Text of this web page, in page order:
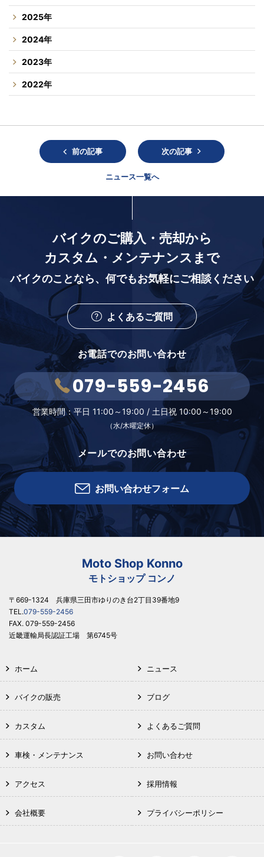
2025年
2024年
2023年
2022年
前の記事
ニュース一覧へ
次の記事
バイクのご購入・売却から
カスタム・メンテナンスまで
バイクのことなら、 何でもお気軽にご相談ください
よくあるご質問
お電話でのお問い合わせ
079-559-2456
営業時間：平日 11:00～19:00 / 土日祝 10:00～19:00
（水/木曜定休）
メールでのお問い合わせ
お問い合わせフォーム
Moto Shop Konno
モトショップ コンノ
〒669-1324 兵庫県三田市ゆりのき台2丁目39番地9
TEL.079-559-2456
FAX. 079-559-2456
近畿運輸局長認証工場 第6745号
ホーム
バイクの販売
カスタム
車検・メンテナンス
アクセス
会社概要
ニュース
ブログ
よくあるご質問
お問い合わせ
採用情報
プライバシーポリシー